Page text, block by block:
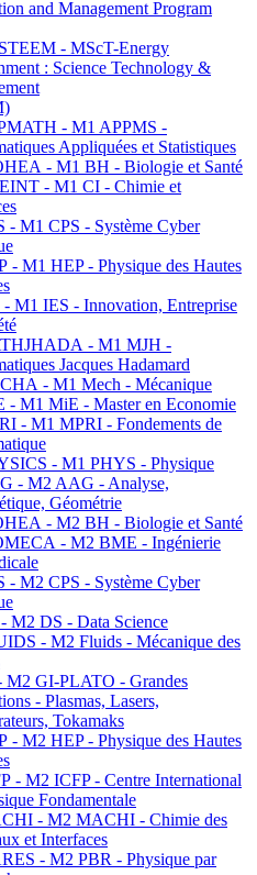
and Management Program
- MScT-Energy
: Science Technology &
- M1 APPMS -
Appliquées et Statistiques
- M1 BH - Biologie et Santé
- M1 CI - Chimie et
- M1 CPS - Système Cyber
- M1 HEP - Physique des Hautes
M1 IES - Innovation, Entreprise
- M1 MJH -
Jacques Hadamard
- M1 Mech - Mécanique
- M1 MiE - Master en Economie
- M1 MPRI - Fondements de
- M1 PHYS - Physique
- M2 AAG - Analyse,
Géométrie
- M2 BH - Biologie et Santé
- M2 BME - Ingénierie
- M2 CPS - Système Cyber
M2 DS - Data Science
- M2 Fluids - Mécanique des
M2 GI-PLATO - Grandes
- Plasmas, Lasers,
Tokamaks
- M2 HEP - Physique des Hautes
- M2 ICFP - Centre International
Fondamentale
- M2 MACHI - Chimie des
et Interfaces
- M2 PBR - Physique par